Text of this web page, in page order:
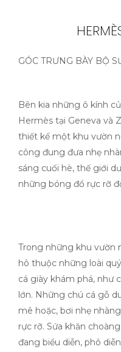
GÓC TRƯNG BÀY BỘ
Bên kia những ô kính
Hermès tại Geneva và
thiết kế một khu vườn
công đung đưa nhẹ
sáng cuối hè, thế giới
những bóng đổ rực rỡ
Trong những khu vườn
hô thuộc những loài
cá giày khám phá, như
lớn. Những chú cá gỗ
mê hoặc, bơi nhẹ
rực rỡ. Sứa khăn
đang biểu diễn, phô